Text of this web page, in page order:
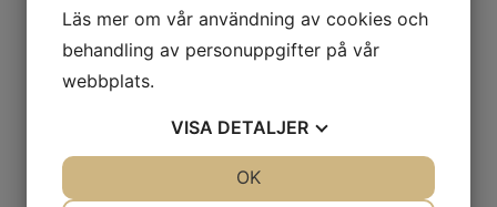
Kallelse och dagordning ordinarie
årsstämma Lugnets Samfällighetsförening
nytt datum 2020-09-22
Läs mer om vår användning av cookies och
behandling av personuppgifter på vår
webbplats.
VISA DETALJER
OK